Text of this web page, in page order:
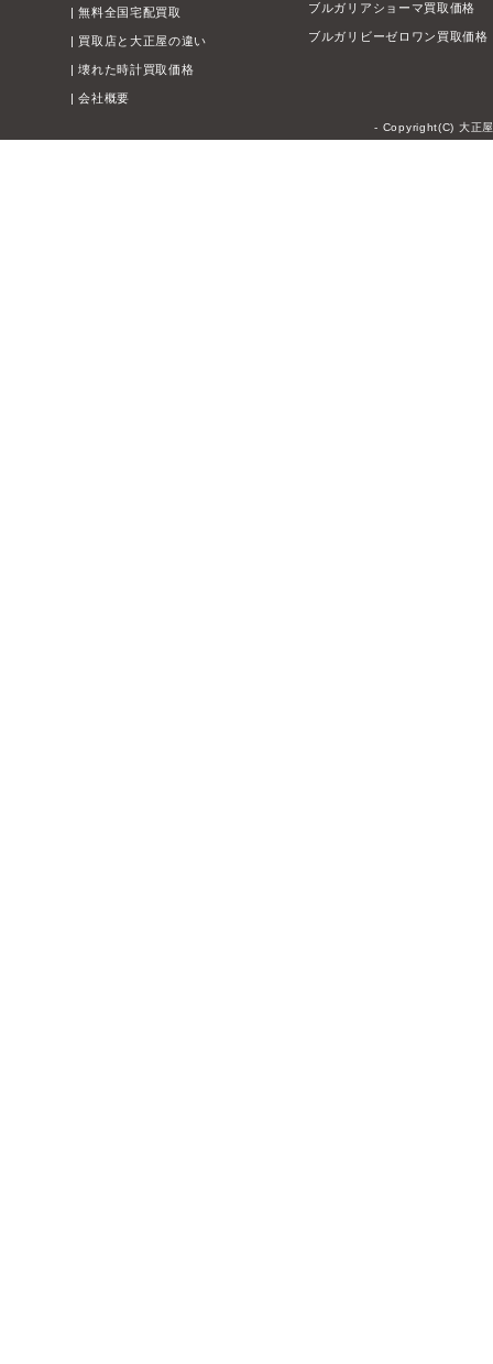
|無料全国宅配買取
買取店と大正屋の違い
|壊れた時計買取価格
|会社概要
ブルガリアショーマ買取価格
ブルガリビーゼロワン買取価格
- Copyright(C) 大正